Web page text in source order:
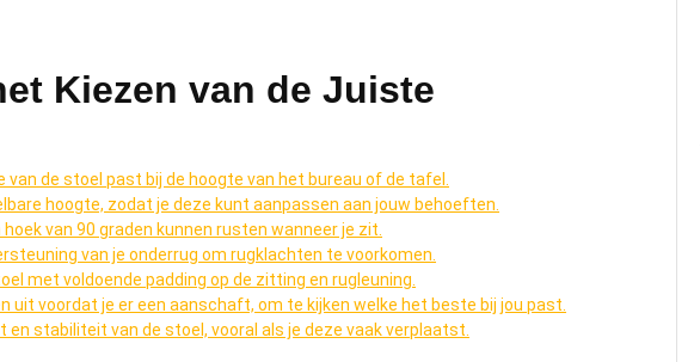
Kiezen van de Juiste
van de stoel past bij de hoogte van het bureau of de tafel.
hoogte, zodat je deze kunt aanpassen aan jouw behoeften.
van 90 graden kunnen rusten wanneer je zit.
van je onderrug om rugklachten te voorkomen.
met voldoende padding op de zitting en rugleuning.
uit voordat je er een aanschaft, om te kijken welke het beste bij jou past.
en stabiliteit van de stoel, vooral als je deze vaak verplaatst.